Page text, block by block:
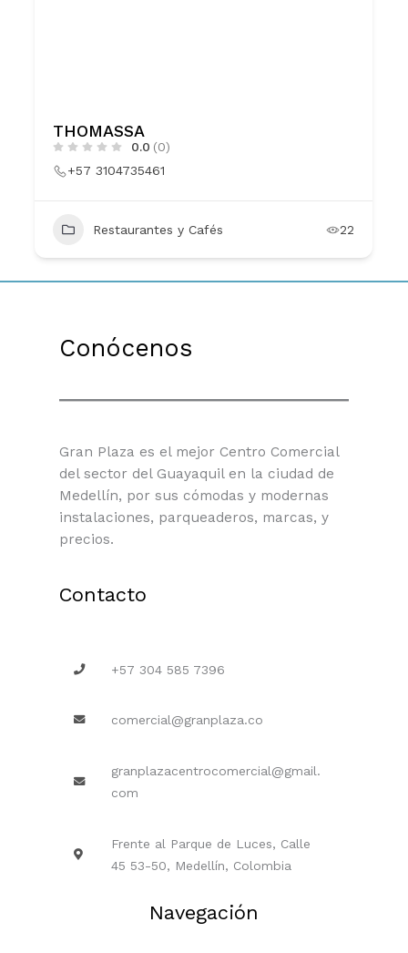
THOMASSA
0.0 (0)
+57 3104735461
Restaurantes y Cafés 22
Conócenos
Gran Plaza es el mejor Centro Comercial
del sector del Guayaquil en la ciudad de
Medellín, por sus cómodas y modernas
instalaciones, parqueaderos, marcas, y
precios.
Contacto
+57 304 585 7396
comercial@granplaza.co
granplazacentrocomercial@gmail.
com
Frente al Parque de Luces, Calle
45 53-50, Medellín, Colombia
Navegación